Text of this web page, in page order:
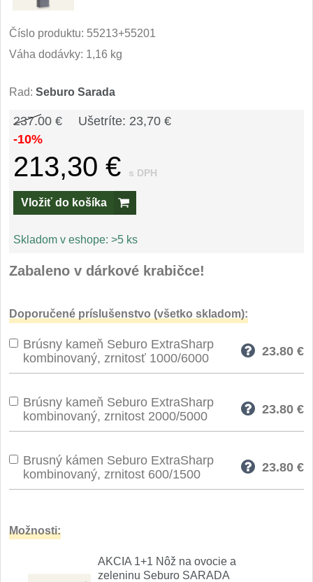
Špeciálne nože
Vrhacie 12
Záchranárske 4
Ostrenie nožov
Ostřiče nožů
Doplňky a díly 4
Nože Seburo SUBAJA
Nože Seburo HOKORI 37
Nože Seburo HOGANI
Nože Seburo WEST 21
Nože Tojiro Shippu
Nože Tojiro Zen 1
Číslo produktu: 55213+55201
Váha dodávky: 1,16 kg
Rad: Seburo Sarada
237.00 € Ušetríte: 23,70 €
-10%
213,30 € s DPH
Vložiť do košíka
Skladom v eshope: >5 ks
Zabaleno v dárkové krabičce!
Doporučené príslušenstvo (všetko skladom):
Brúsny kameň Seburo ExtraSharp
kombinovaný, zrnitosť 1000/6000
23.80 €
Brúsny kameň Seburo ExtraSharp
kombinovaný, zrnitost 2000/5000
23.80 €
Brusný kámen Seburo ExtraSharp
kombinovaný, zrnitost 600/1500
23.80 €
Možnosti:
AKCIA 1+1 Nôž na ovocie a
zeleninu Seburo SARADA